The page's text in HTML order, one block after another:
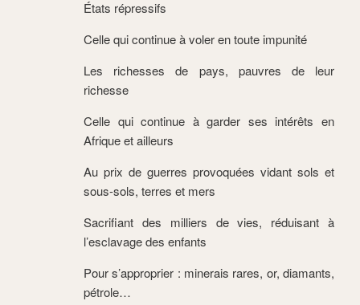
États répressifs
Celle qui continue à voler en toute impunité
Les richesses de pays, pauvres de leur
richesse
Celle qui continue à garder ses intérêts en
Afrique et ailleurs
Au prix de guerres provoquées vidant sols et
sous-sols, terres et mers
Sacrifiant des milliers de vies, réduisant à
l’esclavage des enfants
Pour s’approprier : minerais rares, or, diamants,
pétrole…